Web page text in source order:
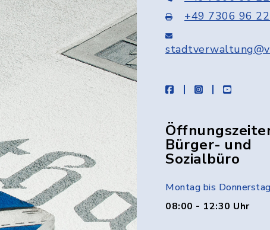
+49 7306 96
facebookinstagramyoutube
Bürger- und
Sozialbüro
Montag bis
08:00 - 12:30 Uhr